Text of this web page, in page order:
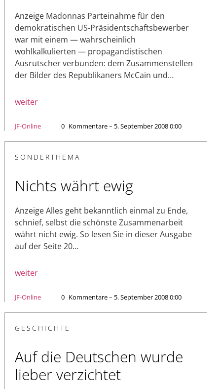
Anzeige Madonnas Parteinahme für den
demokratischen US-Präsidentschaftsbewerber
war mit einem — wahrscheinlich
wohlkalkulierten — propagandistischen
Ausrutscher verbunden: dem Zusammenstellen
der Bilder des Republikaners McCain und…
weiter
JF-Online 0 Kommentare – 5. September 2008 0:00
SONDERTHEMA
Nichts währt ewig
Anzeige Alles geht bekanntlich einmal zu Ende,
schnief, selbst die schönste Zusammenarbeit
währt nicht ewig. So lesen Sie in dieser Ausgabe
auf der Seite 20…
weiter
JF-Online 0 Kommentare – 5. September 2008 0:00
GESCHICHTE
Auf die Deutschen wurde
lieber verzichtet